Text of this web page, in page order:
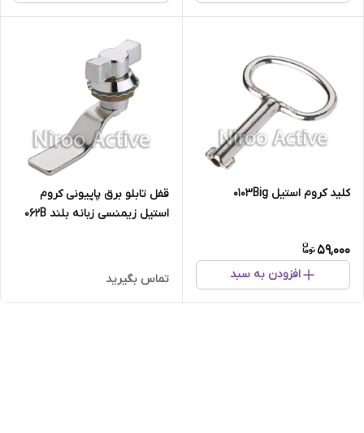
کلید کروم استیل ۰۱۰۳Big
59,000
افزودن به سبد
قفل تابلو برق پاپیونی کروم
استیل زیمنسی زبانه بلند ۰۶۲B
تماس بگیرید